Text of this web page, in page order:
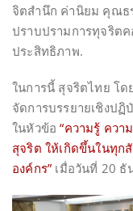
จิตสำนึก ค่านิยม คุณธ
ปราบปรามการทุจริต
ประสิทธิภาพ.
ในการนี้ สุจริตไทย โ
จัดการบรรยายเชิงป
ในหัวข้อ“ความรู้ ควา
สุจริต ให้เกิดขึ้นในทุก
องค์กร” เมื่อวันที่ 20 ธั